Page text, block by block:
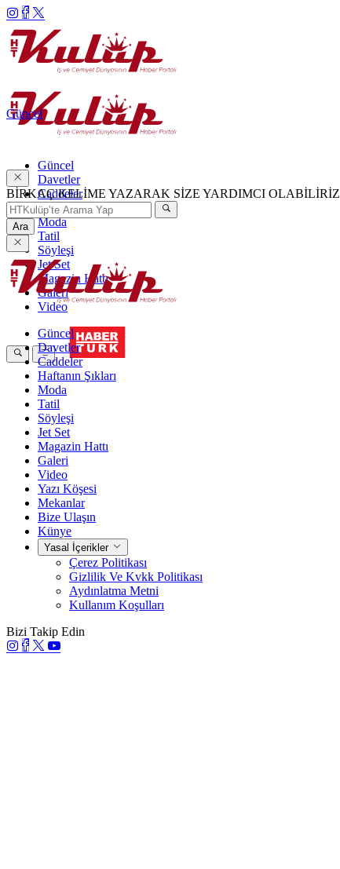
Güncel
Davetler
Caddeler
Haftanın Şıkları
Moda
Tatil
Söyleşi
Jet Set
Magazin Hattı
Galeri
Video
Güncel
BİRKAÇ KELİME YAZARAK SİZE YARDIMCI OLABİLİRİZ
Ara
Güncel
Davetler
Caddeler
Haftanın Şıkları
Moda
Tatil
Söyleşi
Jet Set
Magazin Hattı
Galeri
Video
Yazı Köşesi
Mekanlar
Bize Ulaşın
Künye
Yasal İçerikler
Çerez Politikası
Gizlilik Ve Kvkk Politikası
Aydınlatma Metni
Kullanım Koşulları
Bizi Takip Edin